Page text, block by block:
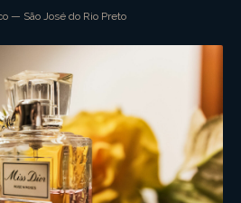
— São José do Rio Preto